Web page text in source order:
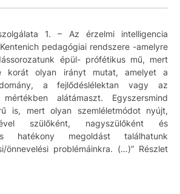
1. – Az érzelmi intelligencia
pedagógiai rendszere -amelyre
épül- prófétikus mű, mert
korát olyan irányt mutat, amelyet a
a fejlődéslélektan vagy az
alátámaszt. Egyszersmind
is, mert olyan szemléletmódot nyújt,
szülőként, nagyszülőként és
hatékony megoldást találhatunk
önnevelési problémáinkra. (…)” Részlet